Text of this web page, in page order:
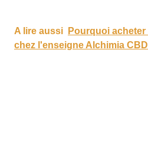
A lire aussi
Pourquoi
chez l'enseigne Alchimia